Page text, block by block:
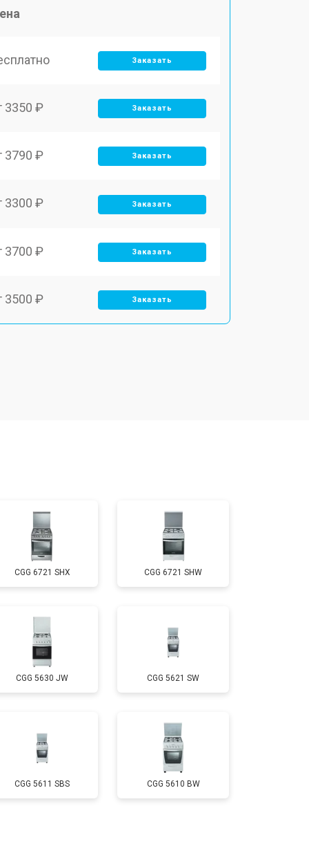
Заказать
3350 ₽ Заказать
3790 ₽ Заказать
3300 ₽ Заказать
3700 ₽ Заказать
3500 ₽ Заказать
3000 ₽ Заказать
2750 ₽ Заказать
2590 ₽ Заказать
2600 ₽ Заказать
CGG 6721 SHX CGG 6721 SHW
CGG 5630 JW CGG 5621 SW
CGG 5611 SBS CGG 5610 BW